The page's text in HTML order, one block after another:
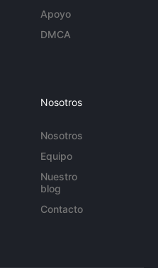
Apoyo
DMCA
Nosotros
Nosotros
Equipo
Nuestro
blog
Contacto